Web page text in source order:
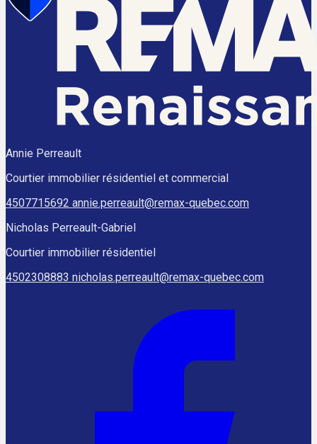
Annie Perreault
Courtier immobilier résidentiel et commercial
4507715692 annie.perreault@remax-quebec.com
Nicholas Perreault-Gabriel
Courtier immobilier résidentiel
4502308883 nicholas.perreault@remax-quebec.com